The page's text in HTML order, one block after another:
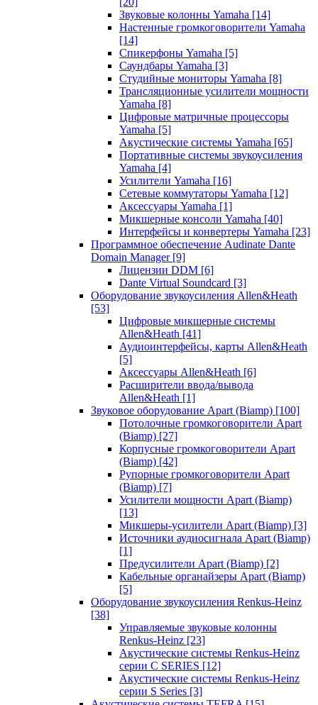
Звуковые колонны Yamaha [14]
Настенные громкоговорители Yamaha
[14]
Спикерфоны Yamaha [5]
Саундбары Yamaha [3]
Студийные мониторы Yamaha [8]
Трансляционные усилители мощности
Yamaha [8]
Цифровые матричные процессоры
Yamaha [5]
Акустические системы Yamaha [65]
Портативные системы звукоусиления
Yamaha [4]
Усилители Yamaha [16]
Сетевые коммутаторы Yamaha [12]
Аксессуары Yamaha [1]
Микшерные консоли Yamaha [40]
Интерфейсы и конвертеры Yamaha [23]
Программное обеспечение Audinate Dante
Domain Manager [9]
Лицензии DDM [6]
Dante Virtual Soundcard [3]
Оборудование звукоусиления Allen&Heath
[53]
Цифровые микшерные системы
Allen&Heath [41]
Аудиоинтерфейсы, карты Allen&Heath
[5]
Аксессуары Allen&Heath [6]
Расширители ввода/вывода
Allen&Heath [1]
Звуковое оборудование Apart (Biamp) [100]
Потолочные громкоговорители Apart
(Biamp) [27]
Корпусные громкоговорители Apart
(Biamp) [42]
Рупорные громкоговорители Apart
(Biamp) [7]
Усилители мощности Apart (Biamp)
[13]
Микшеры-усилители Apart (Biamp) [3]
Источники аудиосигнала Apart (Biamp)
[1]
Предусилители Apart (Biamp) [2]
Кабельные органайзеры Apart (Biamp)
[5]
Оборудование звукоусиления Renkus-Heinz
[38]
Управляемые звуковые колонны
Renkus-Heinz [23]
Акустические системы Renkus-Heinz
серии C SERIES [12]
Акустические системы Renkus-Heinz
серии S Series [3]